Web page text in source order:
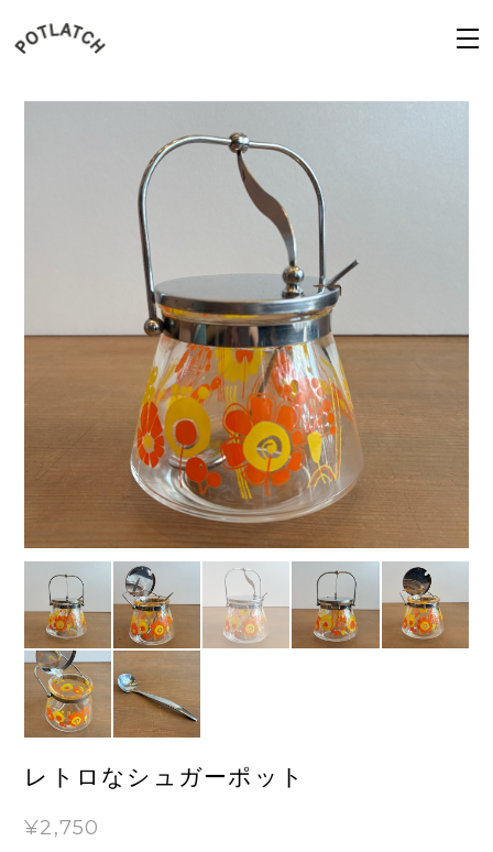
レトロなシュガーポット
¥2,750